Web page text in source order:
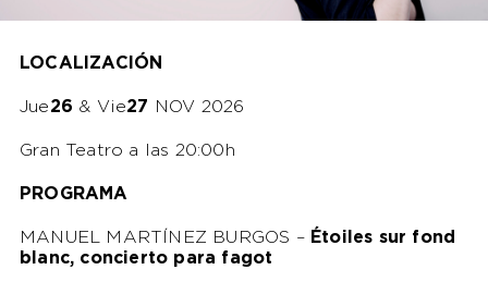
LOCALIZACIÓN
Jue 26 & Vie27 NOV 2026
Gran Teatro a las 20:00h
PROGRAMA
MANUEL MARTÍNEZ BURGOS – Étoiles sur fond
blanc, concierto para fagot